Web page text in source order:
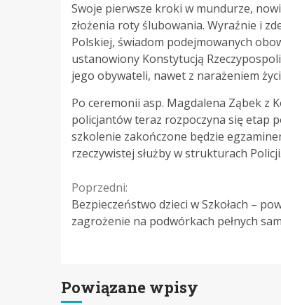
Swoje pierwsze kroki w mundurze,
złożenia roty ślubowania. Wyraźnie i
Polskiej, świadom podejmowanych
ustanowiony Konstytucją
jego obywateli, nawet z narażeniem
Po ceremonii asp. Magdalena Ząbek z
policjantów teraz rozpoczyna się etap
szkolenie zakończone będzie
rzeczywistej służby w strukturach Policji.
Continue
Reading
Poprzedni:
Bezpieczeństwo dzieci w Szkołach –
zagrożenie na podwórkach pełnych
Powiązane wpisy